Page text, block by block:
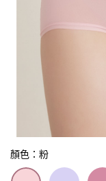
顏色：粉